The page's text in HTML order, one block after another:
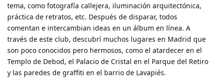
tema, como fotografía callejera, iluminación arquitectónica,
práctica de retratos, etc. Después de disparar, todos
comentan e intercambian ideas en un álbum en línea. A
través de este club, descubrí muchos lugares en Madrid que
son poco conocidos pero hermosos, como el atardecer en el
Templo de Debod, el Palacio de Cristal en el Parque del Retiro
y las paredes de graffiti en el barrio de Lavapiés.